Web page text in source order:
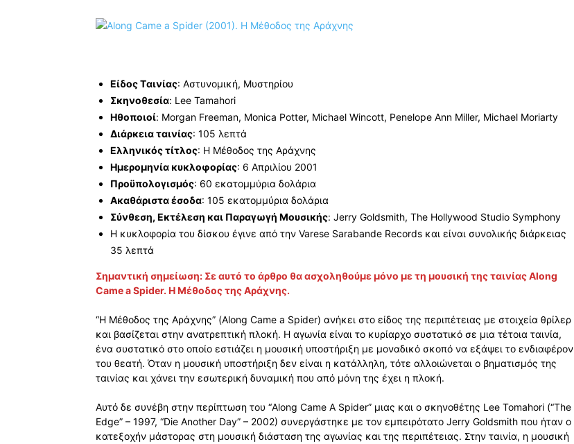
Είδος Tαινίας: Αστυνομική, Μυστηρίου
Σκηνοθεσία: Lee Tamahori
Ηθοποιοί: Morgan Freeman, Monica Potter, Michael Wincott, Penelope Ann Miller, Michael Moriarty
Διάρκεια ταινίας: 105 λεπτά
Ελληνικός τίτλος: Η Μέθοδος της Αράχνης
Ημερομηνία κυκλοφορίας: 6 Απριλίου 2001
Προϋπολογισμός: 60 εκατομμύρια δολάρια
Ακαθάριστα έσοδα: 105 εκατομμύρια δολάρια
Σύνθεση, Εκτέλεση και Παραγωγή Μουσικής: Jerry Goldsmith, The Hollywood Studio Symphony
Η κυκλοφορία του δίσκου έγινε από την Varese Sarabande Records και είναι συνολικής διάρκειας
35 λεπτά
Σημαντική σημείωση: Σε αυτό το άρθρο θα ασχοληθούμε μόνο με τη μουσική της ταινίας Along
Came a Spider. Η Μέθοδος της Αράχνης.
“Η Μέθοδος της Αράχνης” (Along Came a Spider) ανήκει στο είδος της περιπέτειας με στοιχεία θρίλερ
και βασίζεται στην ανατρεπτική πλοκή. Η αγωνία είναι το κυρίαρχο συστατικό σε μια τέτοια ταινία,
ένα συστατικό στο οποίο εστιάζει η μουσική υποστήριξη με μοναδικό σκοπό να εξάψει το ενδιαφέρον
του θεατή. Όταν η μουσική υποστήριξη δεν είναι η κατάλληλη, τότε αλλοιώνεται ο βηματισμός της
ταινίας και χάνει την εσωτερική δυναμική που από μόνη της έχει η πλοκή.
Αυτό δε συνέβη στην περίπτωση του “Along Came A Spider” μιας και ο σκηνοθέτης Lee Tomahori (“Τhe
Edge” – 1997, “Die Another Day” – 2002) συνεργάστηκε με τον εμπειρότατο Jerry Goldsmith που ήταν ο
κατεξοχήν μάστορας στη μουσική διάσταση της αγωνίας και της περιπέτειας. Στην ταινία, η μουσική